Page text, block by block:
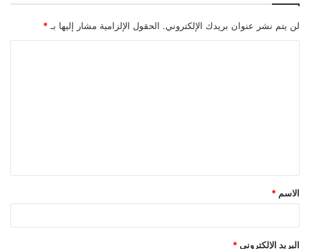
لن يتم نشر عنوان بريدك الإلكتروني. الحقول الإلزامية مشار إليها بـ *
ق
*
الاسم *
البريد الإلكتروني *